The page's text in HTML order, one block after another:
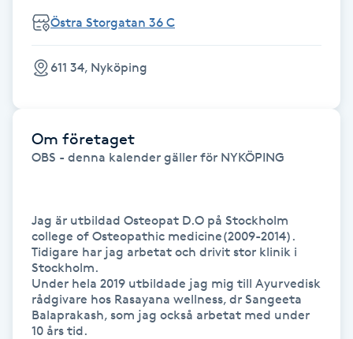
Fransrengöring
Frekvensterapi
Friskvårdsmassage
Funktionsanalys
Färgning
Östra Storgatan 36 C
611 34, Nyköping
Om företaget
OBS - denna kalender gäller för NYKÖPING
Jag är utbildad Osteopat D.O på Stockholm
college of Osteopathic medicine(2009-2014).
Tidigare har jag arbetat och drivit stor klinik i
Stockholm.
Under hela 2019 utbildade jag mig till Ayurvedisk
rådgivare hos Rasayana wellness, dr Sangeeta
Balaprakash, som jag också arbetat med under
10 års tid.